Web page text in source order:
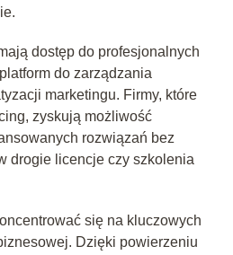
dostęp do profesjonalnych
do zarządzania
marketingu. Firmy, które
zyskują możliwość
rozwiązań bez
drogie licencje czy szkolenia
się na kluczowych
Dzięki powierzeniu